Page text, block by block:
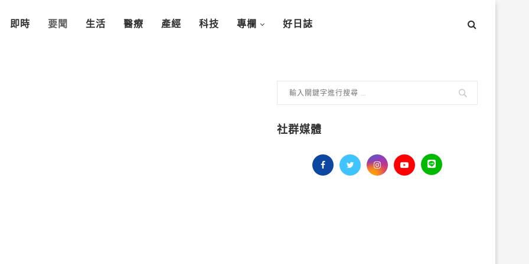
即時 要聞 生活 醫療 產經 科技 專欄 好日誌
社群媒體